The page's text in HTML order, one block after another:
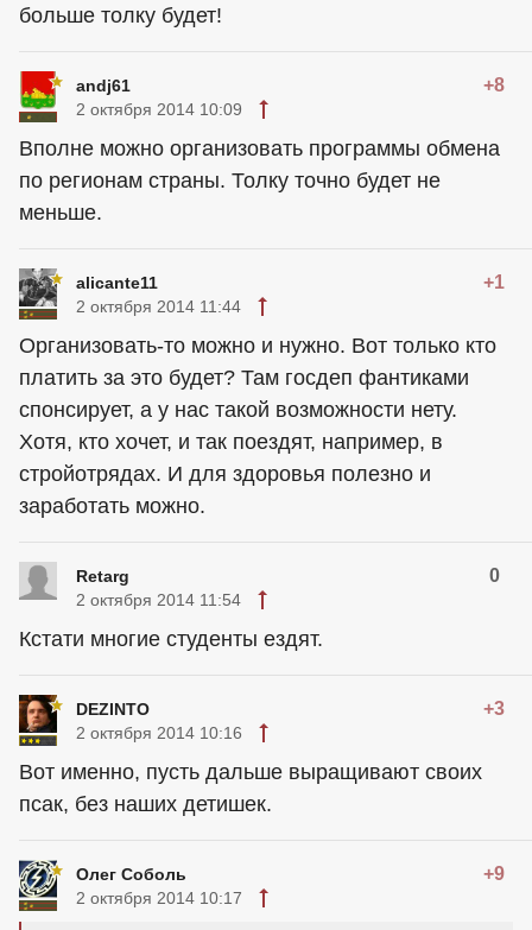
больше толку будет!
andj61 +8
2 октября 2014 10:09
Вполне можно организовать программы обмена
по регионам страны. Толку точно будет не
меньше.
alicante11 +1
2 октября 2014 11:44
Организовать-то можно и нужно. Вот только кто
платить за это будет? Там госдеп фантиками
спонсирует, а у нас такой возможности нету.
Хотя, кто хочет, и так поездят, например, в
стройотрядах. И для здоровья полезно и
заработать можно.
Retarg 0
2 октября 2014 11:54
Кстати многие студенты ездят.
DEZINTO +3
2 октября 2014 10:16
Вот именно, пусть дальше выращивают своих
псак, без наших детишек.
Олег Соболь +9
2 октября 2014 10:17